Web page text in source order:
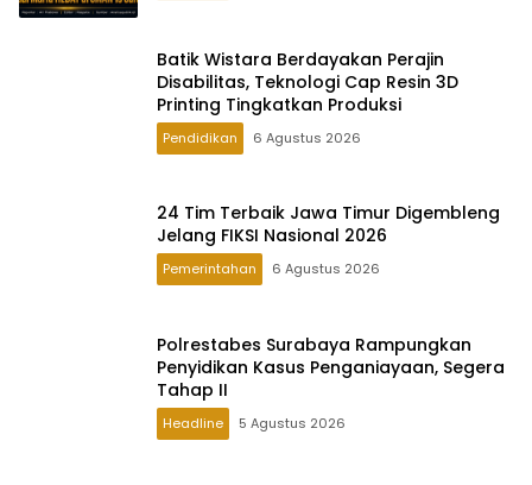
Batik Wistara Berdayakan Perajin
Disabilitas, Teknologi Cap Resin 3D
Printing Tingkatkan Produksi
Pendidikan 6 Agustus 2026
24 Tim Terbaik Jawa Timur Digembleng
Jelang FIKSI Nasional 2026
Pemerintahan 6 Agustus 2026
Polrestabes Surabaya Rampungkan
Penyidikan Kasus Penganiayaan, Segera
Tahap II
Headline 5 Agustus 2026